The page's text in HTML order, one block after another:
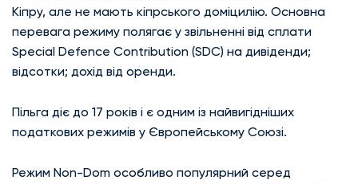
Кіпру, але не мають кіпрського доміцилію. Основна
перевага режиму полягає у звільненні від сплати
Special Defence Contribution (SDC) на дивіденди;
відсотки; дохід від оренди.
Пільга діє до 17 років і є одним із найвигідніших
податкових режимів у Європейському Союзі.
Режим Non-Dom особливо популярний серед